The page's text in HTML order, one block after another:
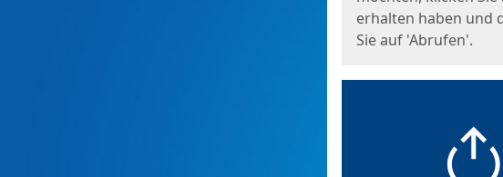
erhalten haben und
Sie auf 'Abrufen'.